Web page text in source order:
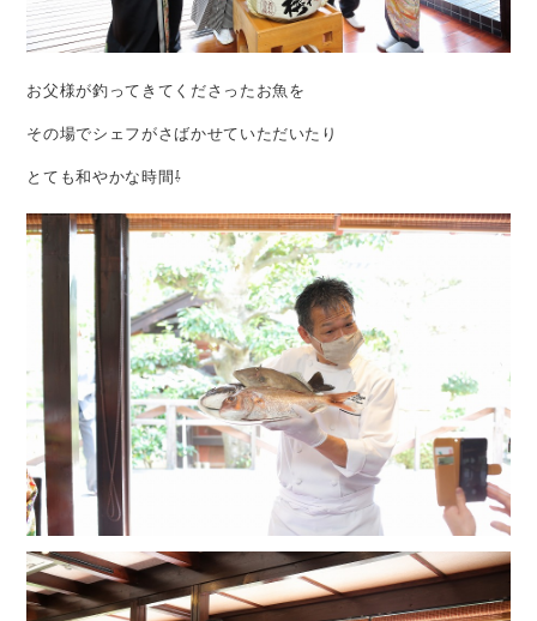
お父様が釣ってきてくださったお魚を
その場でシェフがさばかせていただいたり
とても和やかな時間⇩